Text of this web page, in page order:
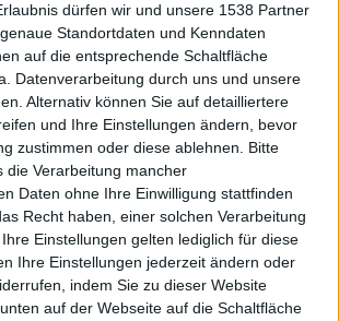
dürfen wir und unsere 1538 Partner
Standortdaten und Kenndaten
auf die entsprechende Schaltfläche
Datenverarbeitung durch uns und unsere
Alternativ können Sie auf detailliertere
und Ihre Einstellungen ändern, bevor
zustimmen oder diese ablehnen. Bitte
die Verarbeitung mancher
Daten ohne Ihre Einwilligung stattfinden
Recht haben, einer solchen Verarbeitung
Einstellungen gelten lediglich für diese
Ihre Einstellungen jederzeit ändern oder
indem Sie zu dieser Website
auf der Webseite auf die Schaltfläche
- Par Un Souire 2015
BONJOUR TRISTESSE
7/10
10